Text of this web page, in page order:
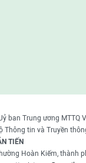
ban Trung ương MTTQ
Thông tin và Truyền
TIẾN
Hoàn Kiếm, thành